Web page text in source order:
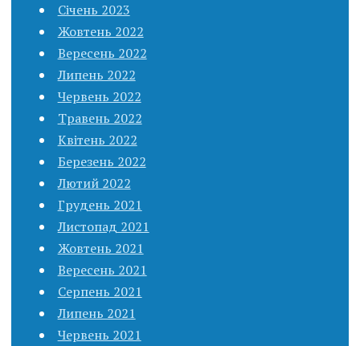
Січень 2023
Жовтень 2022
Вересень 2022
Липень 2022
Червень 2022
Травень 2022
Квітень 2022
Березень 2022
Лютий 2022
Грудень 2021
Листопад 2021
Жовтень 2021
Вересень 2021
Серпень 2021
Липень 2021
Червень 2021